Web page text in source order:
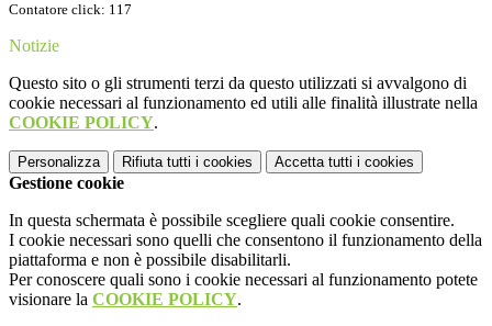
Contatore click: 117
Notizie
Questo sito o gli strumenti terzi da questo utilizzati si avvalgono di
cookie necessari al funzionamento ed utili alle finalità illustrate nella
COOKIE POLICY.
Personalizza Rifiuta tutti i cookies Accetta tutti i cookies
Gestione cookie
In questa schermata è possibile scegliere quali cookie consentire.
I cookie necessari sono quelli che consentono il funzionamento della
piattaforma e non è possibile disabilitarli.
Per conoscere quali sono i cookie necessari al funzionamento potete
visionare la COOKIE POLICY.